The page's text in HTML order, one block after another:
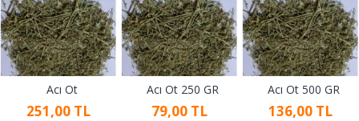
Acı Ot
251,00 TL
Acı Ot 250 GR
79,00 TL
Acı Ot 500 GR
136,00 TL